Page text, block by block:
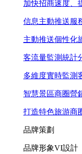
加快招商速度、
信息主動推送服
主動推送個性化
客流量監測統計
多維度實時監測
智慧景區商圈營
打造特色旅游商
品牌策劃
品牌形象VI設計